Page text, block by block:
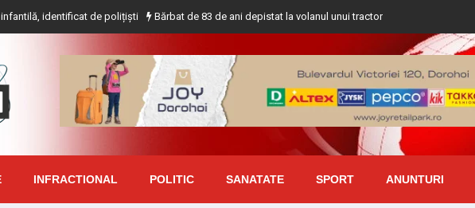
de polițiști Bărbat de 83 de ani depistat la volanul unui tractor fără a deține permis de conducere
INFRACTIONAL POLITIC SANATATE SPORT ANUNTURI